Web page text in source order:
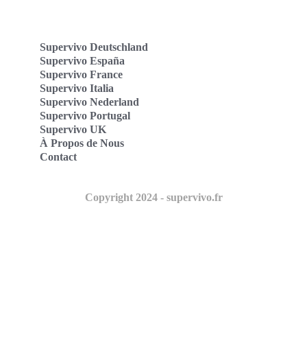
Supervivo Deutschland
Supervivo España
Supervivo France
Supervivo Italia
Supervivo Nederland
Supervivo Portugal
Supervivo UK
À Propos de Nous
Contact
Copyright 2024 - supervivo.fr